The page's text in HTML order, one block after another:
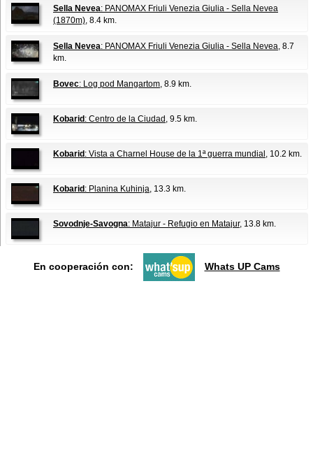
Sella Nevea: PANOMAX Friuli Venezia Giulia - Sella Nevea
(1870m), 8.4 km.
Sella Nevea: PANOMAX Friuli Venezia Giulia - Sella Nevea, 8.7
km.
Bovec: Log pod Mangartom, 8.9 km.
Kobarid : Centro de la Ciudad , 9.5 km.
Kobarid : Vista a Charnel House de la 1ª guerra mundial , 10.2 km.
Kobarid : Planina Kuhinja, 13.3 km.
Sovodnje-Savogna: Matajur - Refugio en Matajur, 13.8 km.
En cooperación con: Whats UP Cams